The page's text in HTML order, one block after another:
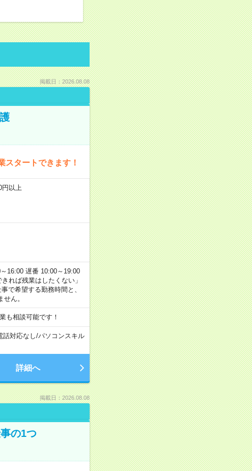
掲載日：2026.08.08
タートできます！
以上
16:00 遅番 10:00～19:00
れば残業はしたくない」
で希望する勤務時間と、
ん。
も相談可能です！
話対応なし/パソコンスキル
詳細へ
掲載日：2026.08.08
の1つ